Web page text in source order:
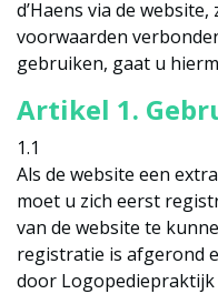
d’Haens via de
voorwaarden
gebruiken, gaat u
Artikel 1.
1.1
Als de website een
moet u zich eerst
van de website te
registratie is afgerond
door Logopediepraktijk